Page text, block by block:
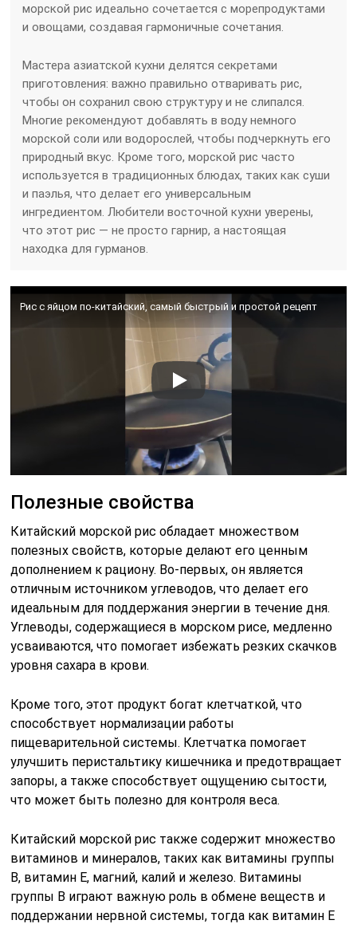
морской рис идеально сочетается с морепродуктами
и овощами, создавая гармоничные сочетания.
Мастера азиатской кухни делятся секретами
приготовления: важно правильно отваривать рис,
чтобы он сохранил свою структуру и не слипался.
Многие рекомендуют добавлять в воду немного
морской соли или водорослей, чтобы подчеркнуть его
природный вкус. Кроме того, морской рис часто
используется в традиционных блюдах, таких как суши
и паэлья, что делает его универсальным
ингредиентом. Любители восточной кухни уверены,
что этот рис — не просто гарнир, а настоящая
находка для гурманов.
Рис с яйцом по-китайский, самый быстрый и простой рецепт
Полезные свойства
Китайский морской рис обладает множеством
полезных свойств, которые делают его ценным
дополнением к рациону. Во-первых, он является
отличным источником углеводов, что делает его
идеальным для поддержания энергии в течение дня.
Углеводы, содержащиеся в морском рисе, медленно
усваиваются, что помогает избежать резких скачков
уровня сахара в крови.
Кроме того, этот продукт богат клетчаткой, что
способствует нормализации работы
пищеварительной системы. Клетчатка помогает
улучшить перистальтику кишечника и предотвращает
запоры, а также способствует ощущению сытости,
что может быть полезно для контроля веса.
Китайский морской рис также содержит множество
витаминов и минералов, таких как витамины группы
B, витамин E, магний, калий и железо. Витамины
группы B играют важную роль в обмене веществ и
поддержании нервной системы, тогда как витамин E